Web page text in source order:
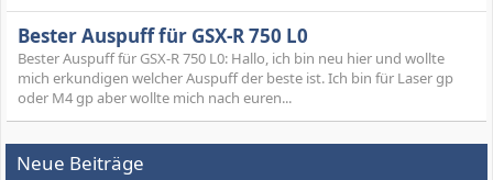
Bester Auspuff für GSX-R 750 L0
Bester Auspuff für GSX-R 750 L0: Hallo, ich bin neu hier und wollte
mich erkundigen welcher Auspuff der beste ist. Ich bin für Laser gp
oder M4 gp aber wollte mich nach euren...
Neue Beiträge